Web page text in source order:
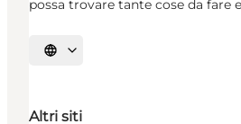
possa trovare tante cose da fare
Seleziona la lingua
Altri siti